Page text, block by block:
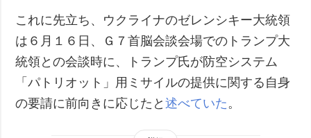
これに先立ち、ウクライナのゼレンシキー大統領
は６月１６日、Ｇ７首脳会談会場でのトランプ大
統領との会談時に、トランプ氏が防空システム
「パトリオット」用ミサイルの提供に関する自身
の要請に前向きに応じたと述べていた 。